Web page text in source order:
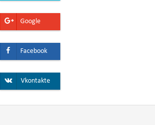
Google
Facebook
Vkontakte